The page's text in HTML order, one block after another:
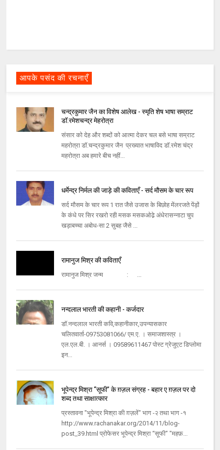
आपके पसंद की रचनाएँ
चन्द्रकुमार जैन का विशेष आलेख - स्मृति शेष भाषा सम्राट
डॉ.रमेशचन्द्र मेहरोत्रा
संसार को देह और शब्दों को आत्मा देकर चल बसे भाषा सम्राट
महरोत्रा डॉ.चन्द्रकुमार जैन प्रख्यात भाषाविद डॉ.रमेश चंद्र
महरोत्रा अब हमारे बीच नहीं...
धर्मेन्द्र निर्मल की जाड़े की कविताएँ - सर्द मौसम के चार रूप
सर्द मौसम के चार रूप 1 रात जैसे उजास के बिछोह मेंलरजते पेंड़ों
के कंधे पर सिर रखरो रही मसक मसकओढे़ अंधेरासन्‍नाटा चुप
खड़ाबच्‍चा अबोध-सा 2 सुबह जैसे ...
रामानुज मिश्र की कविताएँ
रामानुज मिश्र जन्म : ...
नन्दलाल भारती की कहानी - कर्जदार
डॉ.नन्दलाल भारती कवि,कहानीकार,उपन्यासकार
चलितवार्ता-09753081066/ एम.ए. । समाजशास्त्र ।
एल.एल.बी. । आनर्स । 09589611467 पोस्ट ग्रेजुएट डिप्लोमा
इन...
भूपेन्द्र मिश्रा “सूफी” के ग़ज़ल संग्रह - बहार ए ग़ज़ल पर दो
शब्द तथा साक्षात्कार
प्रस्तावना "भूपेन्द्र मिश्रा की ग़ज़लें" भाग -२ तथा भाग -१
http://www.rachanakar.org/2014/11/blog-
post_39.html प्रोफेसर भूपेन्द्र मिश्रा “सूफी” "महफ़...